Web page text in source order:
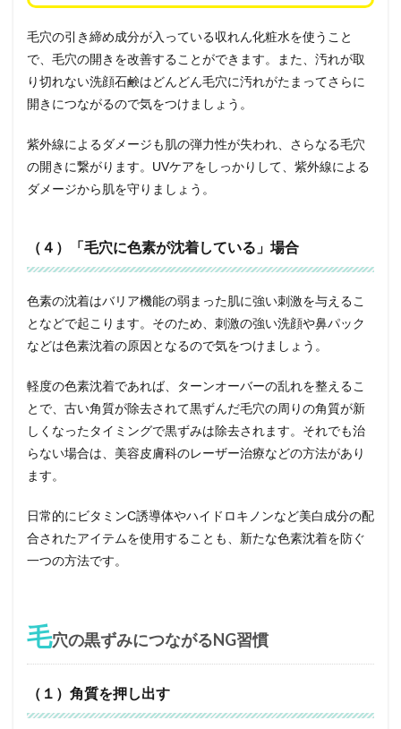
毛穴の引き締め成分が入っている収れん化粧水を使うこと
で、毛穴の開きを改善することができます。また、汚れが取
り切れない洗顔石鹸はどんどん毛穴に汚れがたまってさらに
開きにつながるので気をつけましょう。
紫外線によるダメージも肌の弾力性が失われ、さらなる毛穴
の開きに繋がります。UVケアをしっかりして、紫外線による
ダメージから肌を守りましょう。
（４）「毛穴に色素が沈着している」場合
色素の沈着はバリア機能の弱まった肌に強い刺激を与えるこ
となどで起こります。そのため、刺激の強い洗顔や鼻パック
などは色素沈着の原因となるので気をつけましょう。
軽度の色素沈着であれば、ターンオーバーの乱れを整えるこ
とで、古い角質が除去されて黒ずんだ毛穴の周りの角質が新
しくなったタイミングで黒ずみは除去されます。それでも治
らない場合は、美容皮膚科のレーザー治療などの方法があり
ます。
日常的にビタミンC誘導体やハイドロキノンなど美白成分の配
合されたアイテムを使用することも、新たな色素沈着を防ぐ
一つの方法です。
毛穴の黒ずみにつながるNG習慣
（１）角質を押し出す